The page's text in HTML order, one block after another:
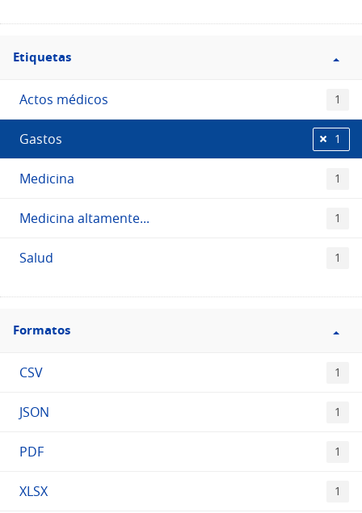
Filtro
Etiquetas
Etiquetas
Actos médicos 1
Gastos 1
Medicina 1
Medicina altamente... 1
Salud 1
Filtro
Formatos
Formatos
CSV 1
JSON 1
PDF 1
XLSX 1